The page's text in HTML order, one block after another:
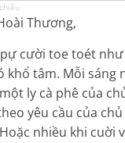
Thương,
cười toe toét
khổ tâm. Mỗi sáng
ly cà phê của
yêu cầu của
nhiều khi cuời